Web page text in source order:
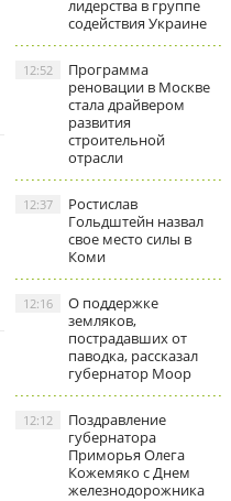
лидерства в группе
содействия Украине
Программа
реновации в Москве
стала драйвером
развития
строительной
отрасли
12:52
Ростислав
Гольдштейн назвал
свое место силы в
Коми
12:37
О поддержке
земляков,
пострадавших от
паводка, рассказал
губернатор Моор
12:16
Поздравление
губернатора
Приморья Олега
Кожемяко с Днем
железнодорожника
12:12